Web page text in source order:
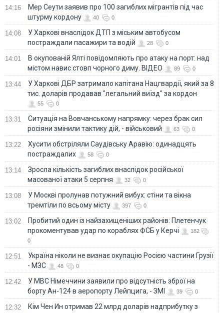
14:16
Мер Сеути заявив про 100 загиблих мігрантів під час
штурму кордону
40 0
14:08
У Харкові внаслідок ДТП з міським автобусом
постраждали пасажири та водій
28 0
14:01
В окупованій Ялті повідомляють про атаку на порт: над
містом навис стовп чорного диму. ВІДЕО
89 0
13:44
У Харкові ДБР затримало капітана Нацгвардії, який за 8
тис. доларів продавав "легальний виїзд" за кордон
55 0
13:31
Ситуація на Вовчанському напрямку: через брак сил
росіяни змінили тактику дій, - військовий
63 0
13:22
Хусити обстріляли Саудівську Аравію: одинадцять
постраждалих
58 0
13:14
Зросла кількість загиблих внаслідок російської
масованої атаки 5 серпня
32 0
13:08
У Москві пролунав потужний вибух: стіни та вікна
тремтіли по всьому місту
397 0
13:02
Пробитий один із найзахищеніших районів: Плетенчук
прокоментував удар по кораблях ФСБ у Керчі
182
0
12:51
Україна ніколи не визнає окупацію Росією частини Грузії
- МЗС
48 0
12:42
У МВС Німеччини заявили про відсутність зброї на
борту Ан-124 в аеропорту Лейпцига, - ЗМІ
39 0
12:32
Кім Чен Ин отримав 22 млрд доларів надприбутку з